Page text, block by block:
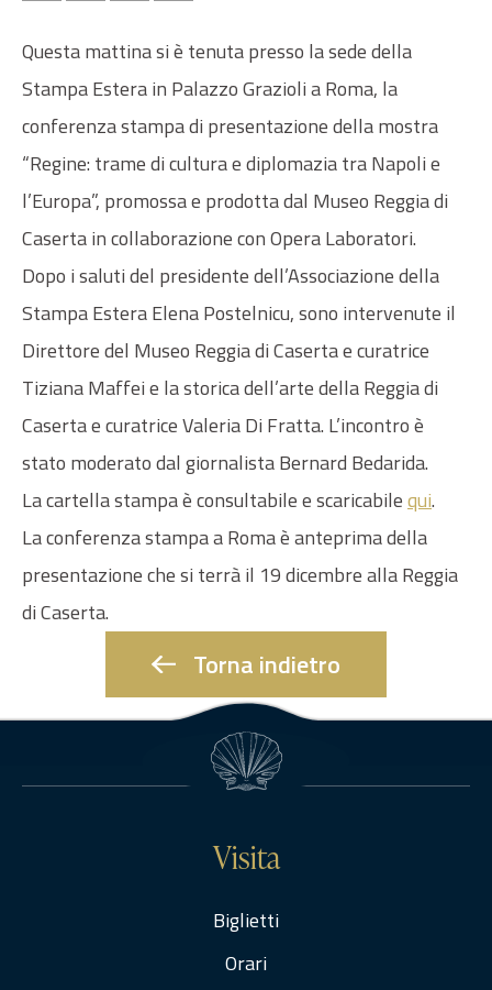
Questa mattina si è tenuta presso la sede della
Stampa Estera in Palazzo Grazioli a Roma, la
conferenza stampa di presentazione della mostra
“Regine: trame di cultura e diplomazia tra Napoli e
l’Europa”, promossa e prodotta dal Museo Reggia di
Caserta in collaborazione con Opera Laboratori.
Dopo i saluti del presidente dell’Associazione della
Stampa Estera Elena Postelnicu, sono intervenute il
Direttore del Museo Reggia di Caserta e curatrice
Tiziana Maffei e la storica dell’arte della Reggia di
Caserta e curatrice Valeria Di Fratta. L’incontro è
stato moderato dal giornalista Bernard Bedarida.
La cartella stampa è consultabile e scaricabilequi.
La conferenza stampa a Roma è anteprima della
presentazione che si terrà il 19 dicembre alla Reggia
di Caserta.
Torna indietro
Visita
Biglietti
Orari